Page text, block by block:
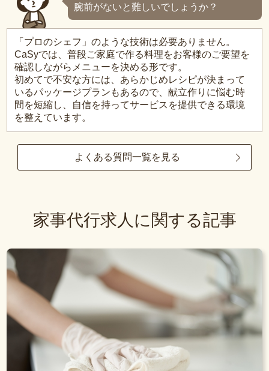
腕前がないと難しいでしょうか？
「プロのシェフ」のような技術は必要ありません。
CaSyでは、普段ご家庭で作る料理をお客様のご要望を
確認しながらメニューを決める形です。
初めてで不安な方には、あらかじめレシピが決まって
いるパッケージプランもあるので、献立作りに悩む時
間を短縮し、自信を持ってサービスを提供できる環境
を整えています。
よくある質問一覧を見る
家事代行求人に関する記事